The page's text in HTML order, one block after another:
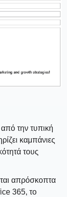
την τυπική
καμπάνιες
τους
απρόσκοπτα
365, το